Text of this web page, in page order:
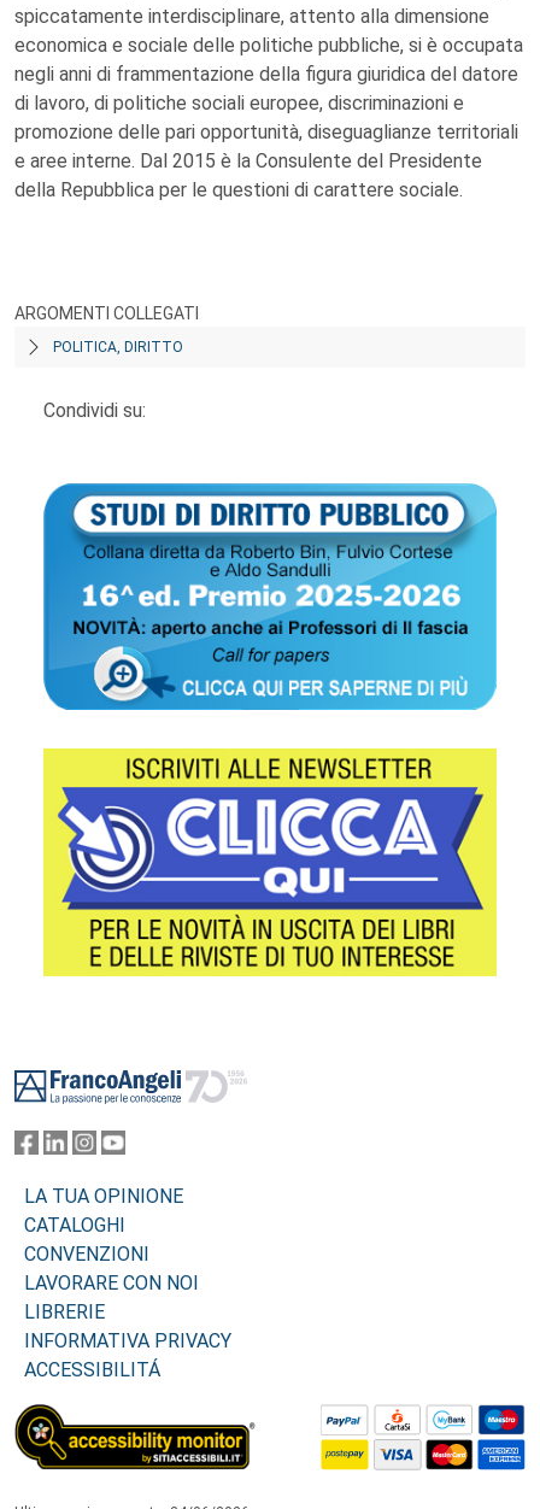
spiccatamente interdisciplinare, attento alla dimensione
economica e sociale delle politiche pubbliche, si è occupata
negli anni di frammentazione della figura giuridica del datore
di lavoro, di politiche sociali europee, discriminazioni e
promozione delle pari opportunità, diseguaglianze territoriali
e aree interne. Dal 2015 è la Consulente del Presidente
della Repubblica per le questioni di carattere sociale.
ARGOMENTI COLLEGATI
POLITICA, DIRITTO
Condividi su:
LA TUA OPINIONE
CATALOGHI
CONVENZIONI
LAVORARE CON NOI
LIBRERIE
INFORMATIVA PRIVACY
ACCESSIBILITÁ